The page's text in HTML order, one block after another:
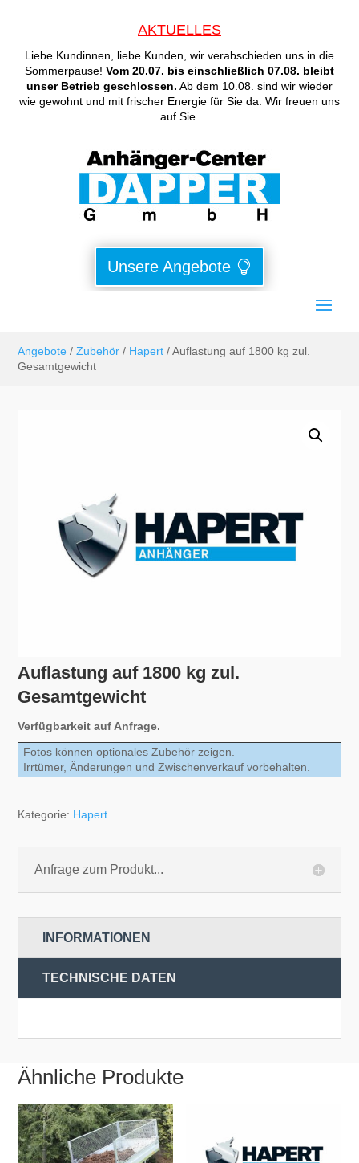
AKTUELLES
Liebe Kundinnen, liebe Kunden, wir verabschieden uns in die
Sommerpause! Vom 20.07. bis einschließlich 07.08. bleibt
unser Betrieb geschlossen. Ab dem 10.08. sind wir wieder
wie gewohnt und mit frischer Energie für Sie da. Wir freuen uns
auf Sie.
Unsere Angebote
Angebote /Zubehör / Hapert / Auflastung auf 1800 kg zul.
Gesamtgewicht
Auflastung auf 1800 kg zul.
Gesamtgewicht
Verfügbarkeit auf Anfrage.
Fotos können optionales Zubehör zeigen.
Irrtümer, Änderungen und Zwischenverkauf vorbehalten.
Kategorie: Hapert
Anfrage zum Produkt...
INFORMATIONEN
TECHNISCHE DATEN
Ähnliche Produkte